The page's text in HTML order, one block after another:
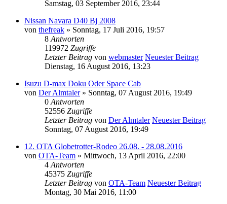
Samstag, 03 September 2016, 23:44
Nissan Navara D40 Bj 2008
von thefreak » Sonntag, 17 Juli 2016, 19:57
8 Antworten
119972 Zugriffe
Letzter Beitrag von webmaster Neuester Beitrag
Dienstag, 16 August 2016, 13:23
Isuzu D-max Doku Oder Space Cab
von Der Almtaler» Sonntag, 07 August 2016, 19:49
0 Antworten
52556 Zugriffe
Letzter Beitrag von Der Almtaler Neuester Beitrag
Sonntag, 07 August 2016, 19:49
12. OTA Globetrotter-Rodeo 26.08. - 28.08.2016
von OTA-Team » Mittwoch, 13 April 2016, 22:00
4 Antworten
45375 Zugriffe
Letzter Beitrag von OTA-Team Neuester Beitrag
Montag, 30 Mai 2016, 11:00